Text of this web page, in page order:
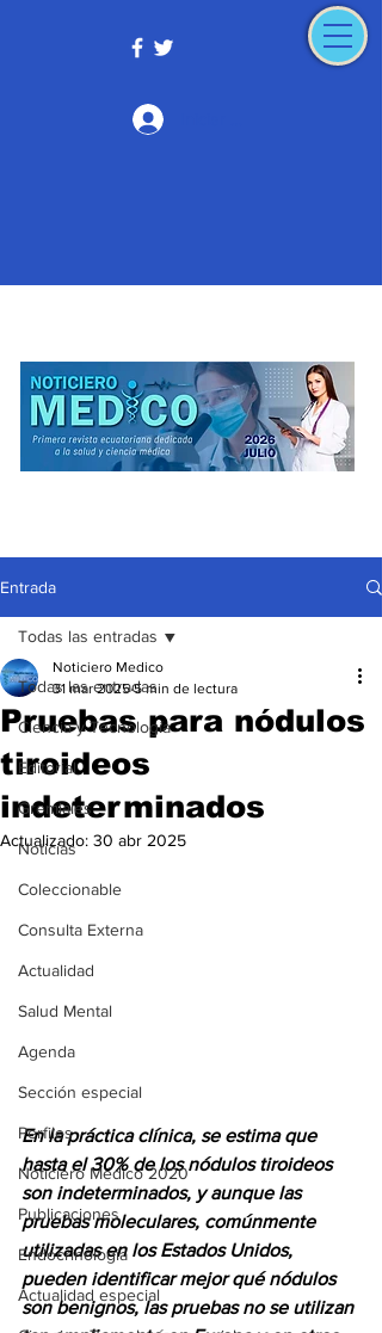
Entrada
Todas las entradas
Ciencia y Tecnología
Editorial
Gremiales
Noticias
Coleccionable
Consulta Externa
Actualidad
Salud Mental
Agenda
Sección especial
Perfiles
Noticiero Médico 2020
Publicaciones
Endocrinología
Actualidad especial
Todas las entradas
Pruebas para nódulos
tiroideos
indeterminados
Noticiero Medico
31 mar 2025 5 min de lectura
Actualizado: 30 abr 2025
En la práctica clínica, se estima que
hasta el 30% de los nódulos tiroideos
son indeterminados, y aunque las
pruebas moleculares, comúnmente
utilizadas en los Estados Unidos,
pueden identificar mejor qué nódulos
son benignos, las pruebas no se utilizan